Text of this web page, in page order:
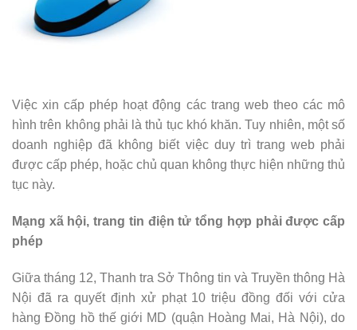
Việc xin cấp phép hoạt động các trang web theo các mô
hình trên không phải là thủ tục khó khăn. Tuy nhiên, một số
doanh nghiệp đã không biết việc duy trì trang web phải
được cấp phép, hoặc chủ quan không thực hiện những thủ
tục này.
Mạng xã hội, trang tin điện tử tổng hợp phải được cấp
phép
Giữa tháng 12, Thanh tra Sở Thông tin và Truyền thông Hà
Nội đã ra quyết định xử phạt 10 triệu đồng đối với cửa
hàng Đồng hồ thế giới MD (quận Hoàng Mai, Hà Nội), do